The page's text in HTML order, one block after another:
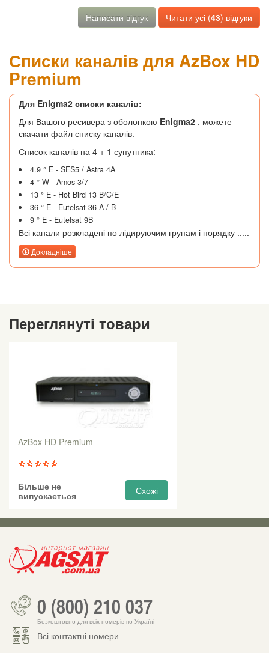
Написати відгук Читати усі (43) відгуки
Списки каналів для AzBox HD
Premium
Для Enigma2 списки каналів:
Для Вашого ресивера з оболонкою Enigma2 , можете
скачати файл списку каналів.
Список каналів на 4 + 1 супутника:
4.9 ° E - SES5 / Astra 4A
4 ° W - Amos 3/7
13 ° E - Hot Bird 13 B/C/E
36 ° E - Eutelsat 36 A / B
9 ° E - Eutelsat 9B
Всі канали розкладені по лідируючим групам і порядку .....
Докладніше
Переглянуті товари
AzBox HD Premium
Більше не
випускається
Схожі
0 (800) 210 037
Безкоштовно для всіх номерів по Україні
Всі контактні номери